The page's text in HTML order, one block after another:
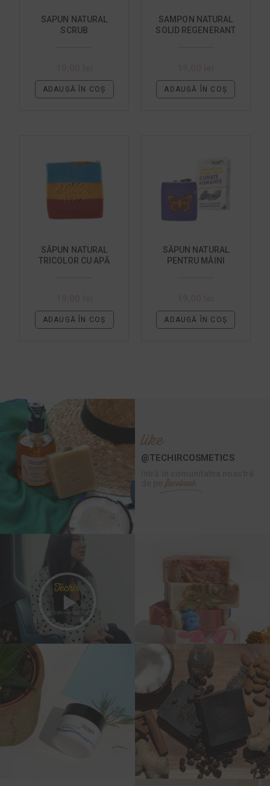
SAPUN NATURAL
SCRUB
ADAUGĂ ÎN COȘ
SAMPON NATURAL
SOLID REGENERANT
ADAUGĂ ÎN COȘ
SĂPUN NATURAL
TRICOLOR CU APĂ
ADAUGĂ ÎN COȘ
SĂPUN NATURAL
PENTRU MÂINI
ADAUGĂ ÎN COȘ
like
@TECHIRCOSMETICS
facebook